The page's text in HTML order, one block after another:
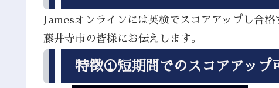
Jamesオンラインには英検でスコアアップし合
藤井寺市の皆様にお伝えします。
特徴①短期間でのスコアアップ